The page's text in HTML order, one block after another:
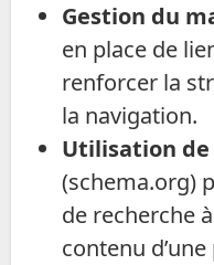
Gestion du
en place de
renforcer la
la navigation.
Utilisation
(schema.org)
de recherche
contenu d’une